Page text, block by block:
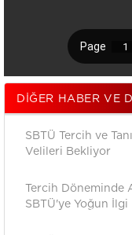
DIĞER HABER VE
SBTÜ Tercih ve
Velileri Bekliyor
Tercih
SBTÜ'ye Yoğun İlgi